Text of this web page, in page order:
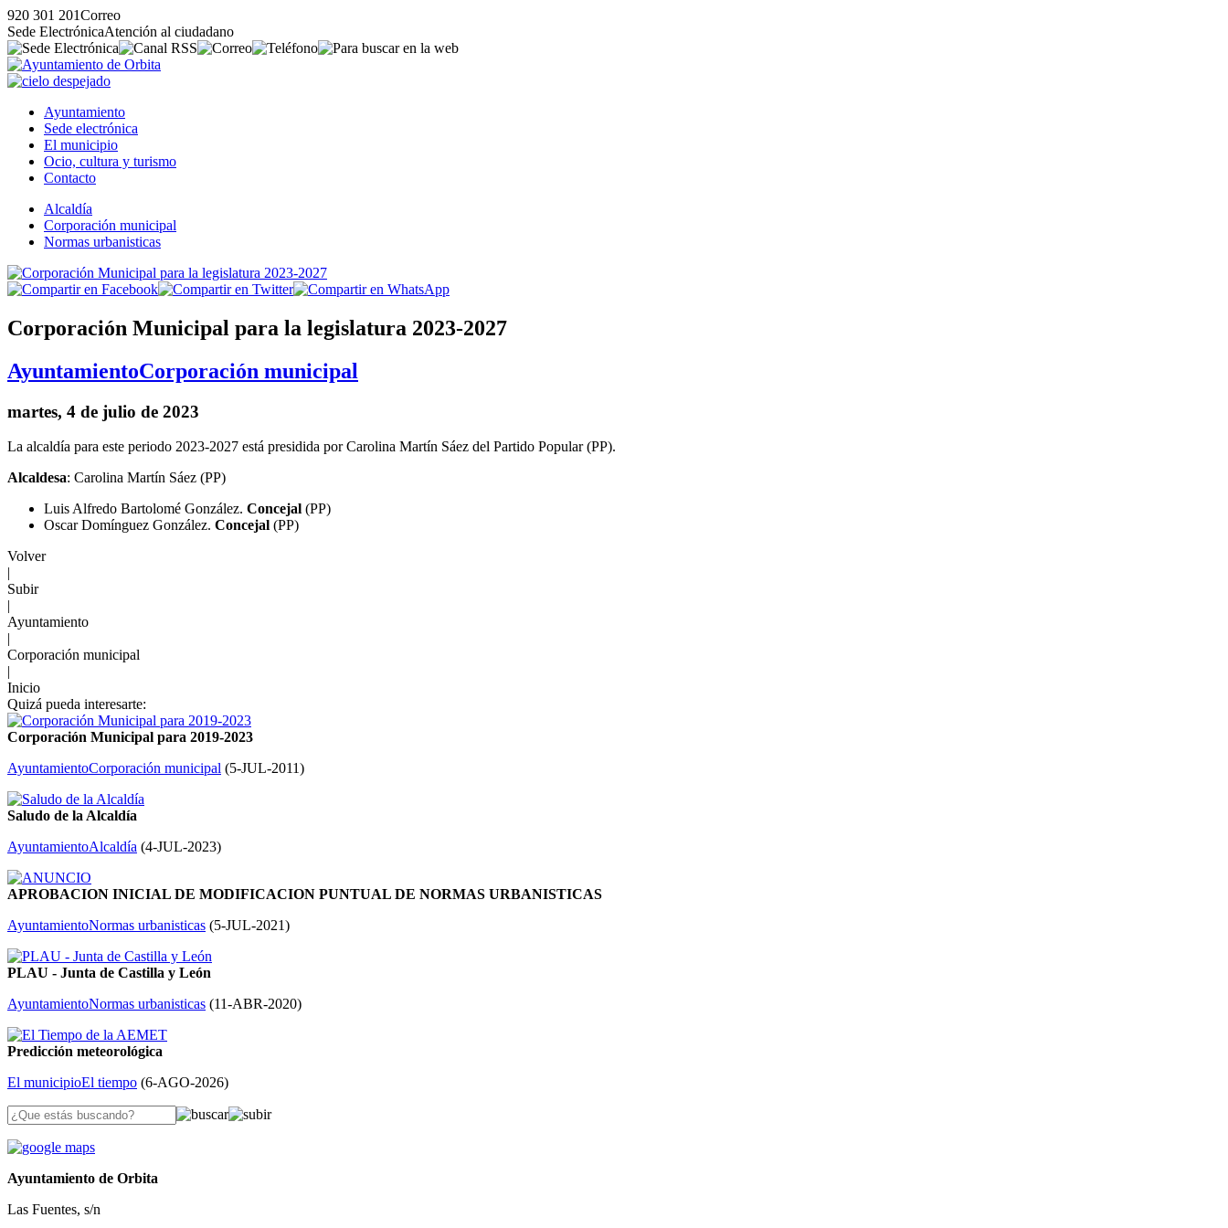
920 301 201Correo
Sede ElectrónicaAtención al ciudadano
Ayuntamiento
Sede electrónica
El municipio
Ocio, cultura y turismo
Contacto
Alcaldía
Corporación municipal
Normas urbanisticas
Corporación Municipal para la legislatura 2023-2027
AyuntamientoCorporación municipal
martes, 4 de julio de 2023
La alcaldía para este periodo 2023-2027 está presidida por Carolina Martín Sáez del Partido Popular (PP).
Alcaldesa: Carolina Martín Sáez (PP)
Luis Alfredo Bartolomé González. Concejal (PP)
Oscar Domínguez González. Concejal (PP)
Volver
|
Subir
|
Ayuntamiento
|
Corporación municipal
|
Inicio
Quizá pueda interesarte:
Corporación Municipal para 2019-2023
AyuntamientoCorporación municipal (5-JUL-2011)
Saludo de la Alcaldía
AyuntamientoAlcaldía (4-JUL-2023)
APROBACION INICIAL DE MODIFICACION PUNTUAL DE NORMAS URBANISTICAS
AyuntamientoNormas urbanisticas (5-JUL-2021)
PLAU - Junta de Castilla y León
AyuntamientoNormas urbanisticas (11-ABR-2020)
Predicción meteorológica
El municipioEl tiempo (6-AGO-2026)
Ayuntamiento de Orbita
Las Fuentes, s/n